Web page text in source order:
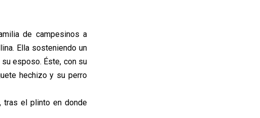
de campesinos a
Ella sosteniendo un
esposo. Éste, con su
hechizo y su perro
tras el plinto en donde